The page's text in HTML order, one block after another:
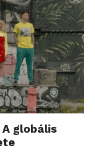
globális